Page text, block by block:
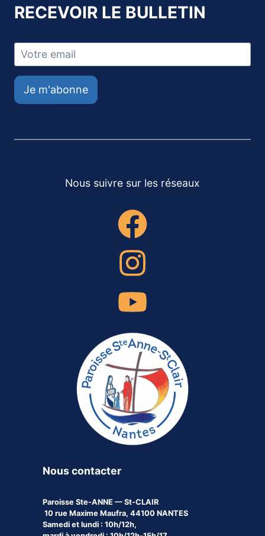
RECEVOIR LE BULLETIN
Je m'abonne
Nous suivre sur les réseaux
Nous contacter
Paroisse Ste-ANNE — St-CLAIR
10 rue Maxime Maufra, 44100 NANTES
Samedi et lundi : 10h/12h,